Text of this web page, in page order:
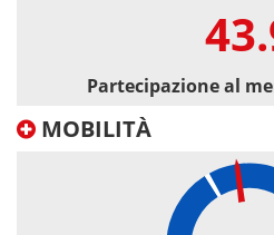
Partecipazione al
MOBILITÀ